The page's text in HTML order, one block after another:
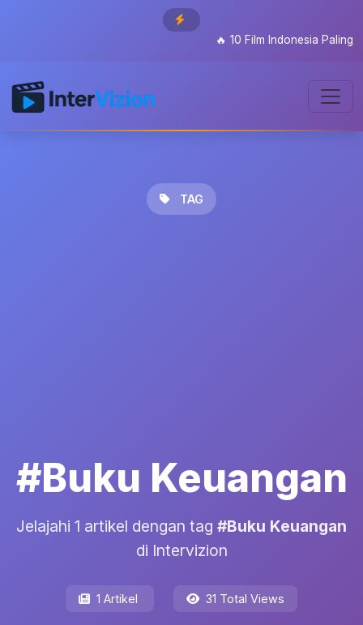
10 Film Indonesia Paling
TAG
#Buku Keuangan
Jelajahi 1 artikel dengan tag #Buku Keuangan
di Intervizion
1 Artikel 31 Total Views